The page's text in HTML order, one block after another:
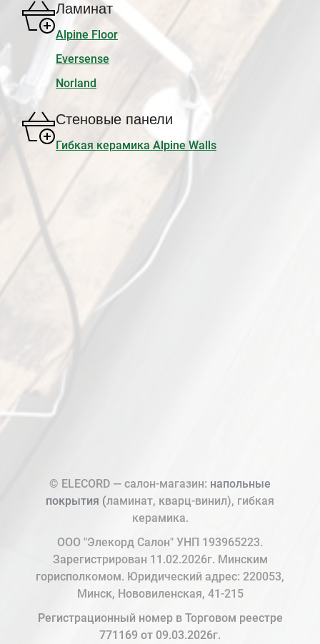
Ламинат
Alpine Floor
Eversense
Norland
Стеновые панели
Гибкая керамика Alpine Walls
© ELECORD — салон-магазин: напольные
покрытия (ламинат, кварц-винил), гибкая
керамика.
ООО "Элекорд Салон" УНП 193965223.
Зарегистрирован 11.02.2026г. Минским
горисполкомом. Юридический адрес: 220053,
Минск, Нововиленская, 41-215
Регистрационный номер в Торговом реестре
771169 от 09.03.2026г.